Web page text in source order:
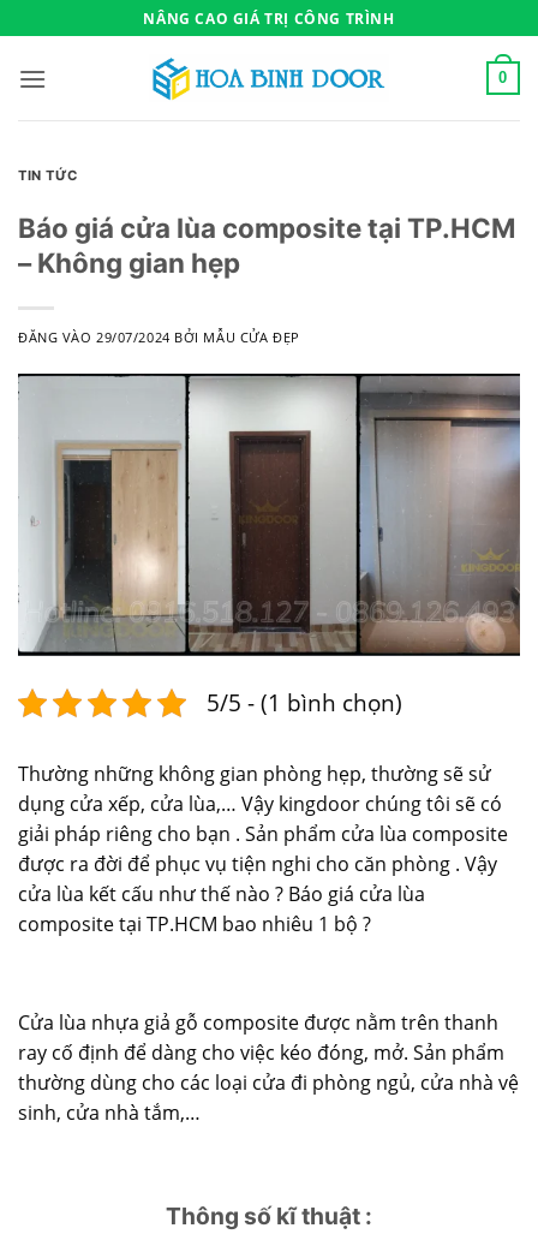
qua
nội
NÂNG CAO GIÁ TRỊ CÔNG TRÌNH
0
TIN TỨC
Báo giá cửa lùa composite tại TP.HCM
– Không gian hẹp
ĐĂNG VÀO 29/07/2024 BỞI MẪU CỬA ĐẸP
5/5 - (1 bình chọn)
Thường những không gian phòng hẹp, thường sẽ sử
dụng cửa xếp, cửa lùa,… Vậy kingdoor chúng tôi sẽ có
giải pháp riêng cho bạn . Sản phẩm cửa lùa composite
được ra đời để phục vụ tiện nghi cho căn phòng . Vậy
cửa lùa kết cấu như thế nào ? Báo giá cửa lùa
composite tại TP.HCM bao nhiêu 1 bộ ?
Cửa lùa nhựa giả gỗ composite được nằm trên thanh
ray cố định để dàng cho việc kéo đóng, mở. Sản phẩm
thường dùng cho các loại cửa đi phòng ngủ, cửa nhà vệ
sinh, cửa nhà tắm,…
Thông số kĩ thuật :